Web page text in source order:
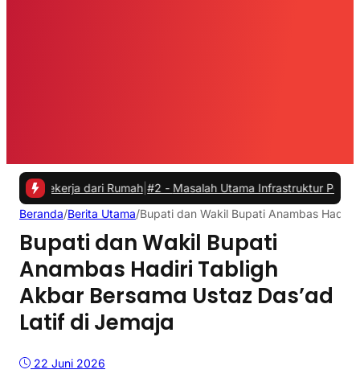
dari Rumah|#2 -Masalah Utama Infrastruktur Pengisian Daya
Beranda/Berita Utama/Bupati dan Wakil Bupati Anambas Hadiri
Bupati dan Wakil Bupati
Anambas Hadiri Tabligh
Akbar Bersama Ustaz Das’ad
Latif di Jemaja
22 Juni 2026